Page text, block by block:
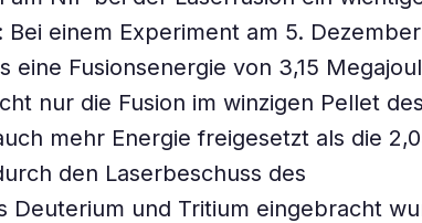
einem Experiment am 5.
eine Fusionsenergie von 3,15
nur die Fusion im winzigen Pellet des
mehr Energie freigesetzt als die
den Laserbeschuss des
Deuterium und Tritium eingebracht